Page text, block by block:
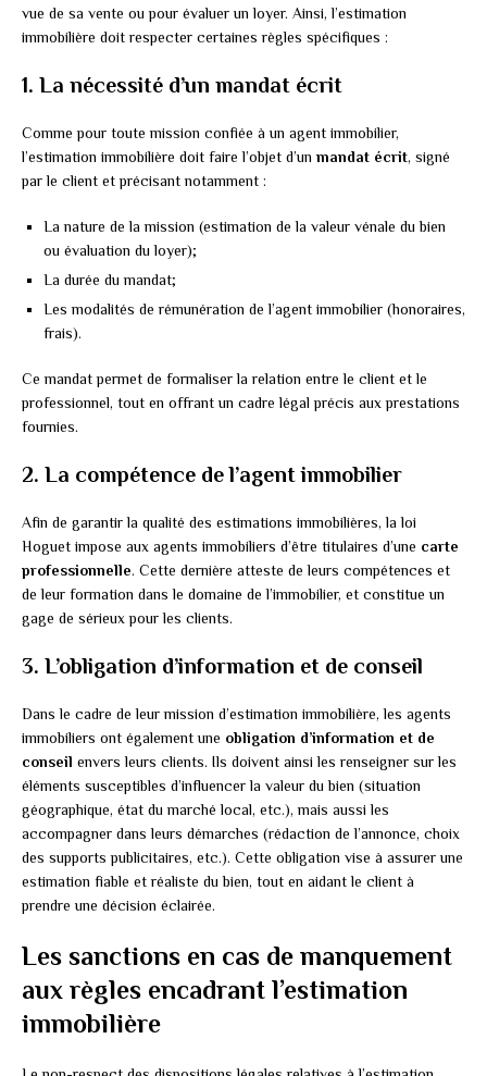
vue de sa vente ou pour évaluer un loyer. Ainsi, l’estimation
immobilière doit respecter certaines règles spécifiques :
1. La nécessité d’un mandat écrit
Comme pour toute mission confiée à un agent immobilier,
l’estimation immobilière doit faire l’objet d’un mandat écrit, signé
par le client et précisant notamment :
La nature de la mission (estimation de la valeur vénale du bien
ou évaluation du loyer);
La durée du mandat;
Les modalités de rémunération de l’agent immobilier (honoraires,
frais).
Ce mandat permet de formaliser la relation entre le client et le
professionnel, tout en offrant un cadre légal précis aux prestations
fournies.
2. La compétence de l’agent immobilier
Afin de garantir la qualité des estimations immobilières, la loi
Hoguet impose aux agents immobiliers d’être titulaires d’une carte
professionnelle. Cette dernière atteste de leurs compétences et
de leur formation dans le domaine de l’immobilier, et constitue un
gage de sérieux pour les clients.
3. L’obligation d’information et de conseil
Dans le cadre de leur mission d’estimation immobilière, les agents
immobiliers ont également une obligation d’information et de
conseil envers leurs clients. Ils doivent ainsi les renseigner sur les
éléments susceptibles d’influencer la valeur du bien (situation
géographique, état du marché local, etc.), mais aussi les
accompagner dans leurs démarches (rédaction de l’annonce, choix
des supports publicitaires, etc.). Cette obligation vise à assurer une
estimation fiable et réaliste du bien, tout en aidant le client à
prendre une décision éclairée.
Les sanctions en cas de manquement
aux règles encadrant l’estimation
immobilière